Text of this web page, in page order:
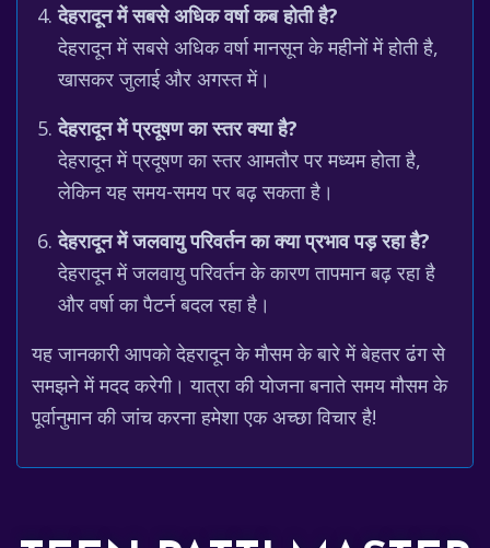
देहरादून में सबसे अधिक वर्षा कब होती है?
देहरादून में सबसे अधिक वर्षा मानसून के महीनों में होती है,
खासकर जुलाई और अगस्त में।
देहरादून में प्रदूषण का स्तर क्या है?
देहरादून में प्रदूषण का स्तर आमतौर पर मध्यम होता है,
लेकिन यह समय-समय पर बढ़ सकता है।
देहरादून में जलवायु परिवर्तन का क्या प्रभाव पड़ रहा है?
देहरादून में जलवायु परिवर्तन के कारण तापमान बढ़ रहा है
और वर्षा का पैटर्न बदल रहा है।
यह जानकारी आपको देहरादून के मौसम के बारे में बेहतर ढंग से
समझने में मदद करेगी। यात्रा की योजना बनाते समय मौसम के
पूर्वानुमान की जांच करना हमेशा एक अच्छा विचार है!